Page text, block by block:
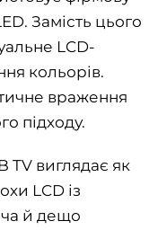
Замість цього
LCD-
кольорів.
враження
підходу.
TV виглядає як
LCD із
й дещо